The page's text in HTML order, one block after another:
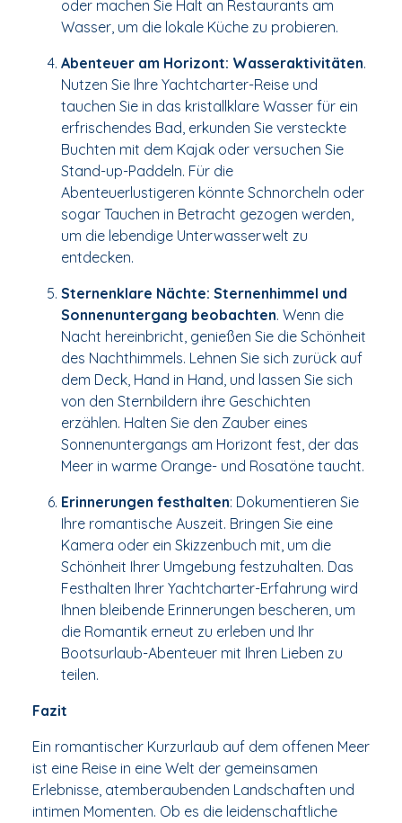
oder machen Sie Halt an Restaurants am
Wasser, um die lokale Küche zu probieren.
Abenteuer am Horizont: Wasseraktivitäten.
Nutzen Sie Ihre Yachtcharter-Reise und
tauchen Sie in das kristallklare Wasser für ein
erfrischendes Bad, erkunden Sie versteckte
Buchten mit dem Kajak oder versuchen Sie
Stand-up-Paddeln. Für die
Abenteuerlustigeren könnte Schnorcheln oder
sogar Tauchen in Betracht gezogen werden,
um die lebendige Unterwasserwelt zu
entdecken.
Sternenklare Nächte: Sternenhimmel und
Sonnenuntergang beobachten. Wenn die
Nacht hereinbricht, genießen Sie die Schönheit
des Nachthimmels. Lehnen Sie sich zurück auf
dem Deck, Hand in Hand, und lassen Sie sich
von den Sternbildern ihre Geschichten
erzählen. Halten Sie den Zauber eines
Sonnenuntergangs am Horizont fest, der das
Meer in warme Orange- und Rosatöne taucht.
Erinnerungen festhalten: Dokumentieren Sie
Ihre romantische Auszeit. Bringen Sie eine
Kamera oder ein Skizzenbuch mit, um die
Schönheit Ihrer Umgebung festzuhalten. Das
Festhalten Ihrer Yachtcharter-Erfahrung wird
Ihnen bleibende Erinnerungen bescheren, um
die Romantik erneut zu erleben und Ihr
Bootsurlaub-Abenteuer mit Ihren Lieben zu
teilen.
Fazit
Ein romantischer Kurzurlaub auf dem offenen Meer
ist eine Reise in eine Welt der gemeinsamen
Erlebnisse, atemberaubenden Landschaften und
intimen Momenten. Ob es die leidenschaftliche